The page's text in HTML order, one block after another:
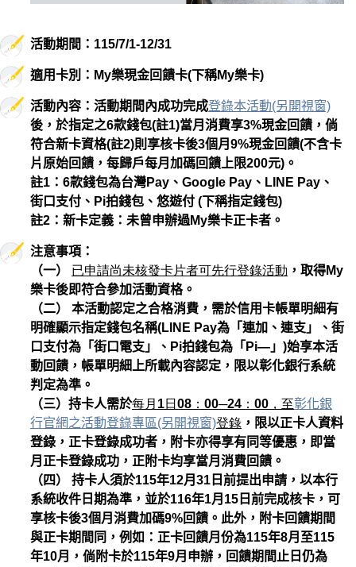
區 活動期間：115/7/1-12/31
適用卡別：My樂現金回饋卡(下稱My樂卡)
活動內容：活動期間內成功完成登錄本活動(另開視窗)
後，於指定之6款錢包(註1)當月消費享3%現金回饋，倘
符合新卡資格(註2)則享核卡後3個月9%現金回饋(不含卡
片原始回饋，每歸戶每月加碼回饋上限200元)。
註1：6款錢包為台灣Pay、Google Pay、LINE Pay、
街口支付、Pi拍錢包、悠遊付 (下稱指定錢包)
註2：新卡定義：未曾申辦過My樂卡正卡者。
注意事項：
（一） 已申請尚未核發卡片者可先行登錄活動 ，取得My
樂卡後即符合參加活動資格。
（二） 本活動認定之合格消費，需於信用卡帳單明細有
明確顯示指定錢包名稱(LINE Pay為「連加、連支」、街
口支付為「街口電支」、Pi拍錢包為「Pi—」)始享本活
動回饋，帳單明細上所載內容認定，限以彰化銀行系統
判定為準。
（三）持卡人需於每月1日08：00─24：00，至彰化銀
行官網之活動登錄專區(另開視窗)登錄 ，限以正卡人資料
登錄，正卡登錄成功者，附卡亦得享有同等優惠，即當
月正卡登錄成功，正附卡均享當月消費回饋。
（四） 持卡人須於115年12月31日前提出申請，以本行
系統收件日期為準，並於116年1月15日前完成核卡，可
享核卡後3個月消費加碼9%回饋。此外，附卡回饋期間
與正卡期間同，例如：正卡回饋月份為115年8月至115
年10月，倘附卡於115年9月申辦，回饋期間止日仍為